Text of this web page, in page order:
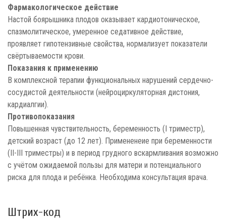
Фармакологическое действие
Настой боярышника плодов оказывает кардиотоническое,
спазмолитическое, умеренное седативное действие,
проявляет гипотензивные свойства, нормализует показатели
свёртываемости крови.
Показания к применению
В комплексной терапии функциональных нарушений сердечно-
сосудистой деятельности (нейроциркуляторная дистония,
кардиалгии).
Противопоказания
Повышенная чувствительность, беременность (I триместр),
детский возраст (до 12 лет). Примененеие при беременности
(II-III триместры) и в период грудного вскармливания возможно
с учётом ожидаемой пользы для матери и потенциального
риска для плода и ребёнка. Необходима консультация врача.
Штрих-код